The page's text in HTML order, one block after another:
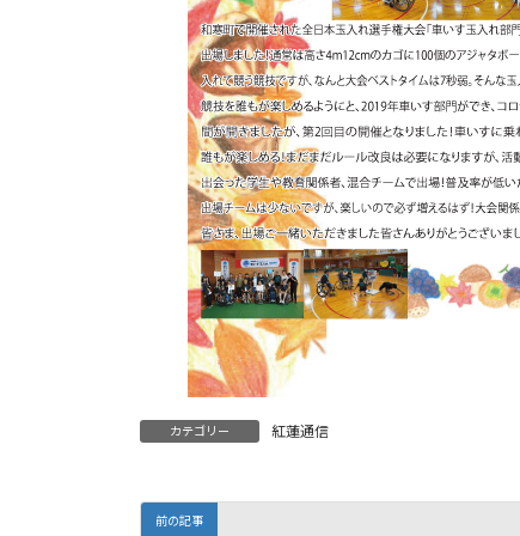
カテゴリー 紅蓮通信
前の記事